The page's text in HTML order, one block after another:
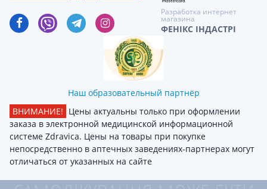
Разработка интернет
магазина
ФЕНІКС ІНДАСТРІ
Наш образовательный партнёр
ВНИМАНИЕ! Цены актуальны только при оформлении
заказа в электронной медицинской информационной
системе Zdravica. Цены на товары при покупке
непосредственно в аптечных заведениях-партнерах могут
отличаться от указанных на сайте